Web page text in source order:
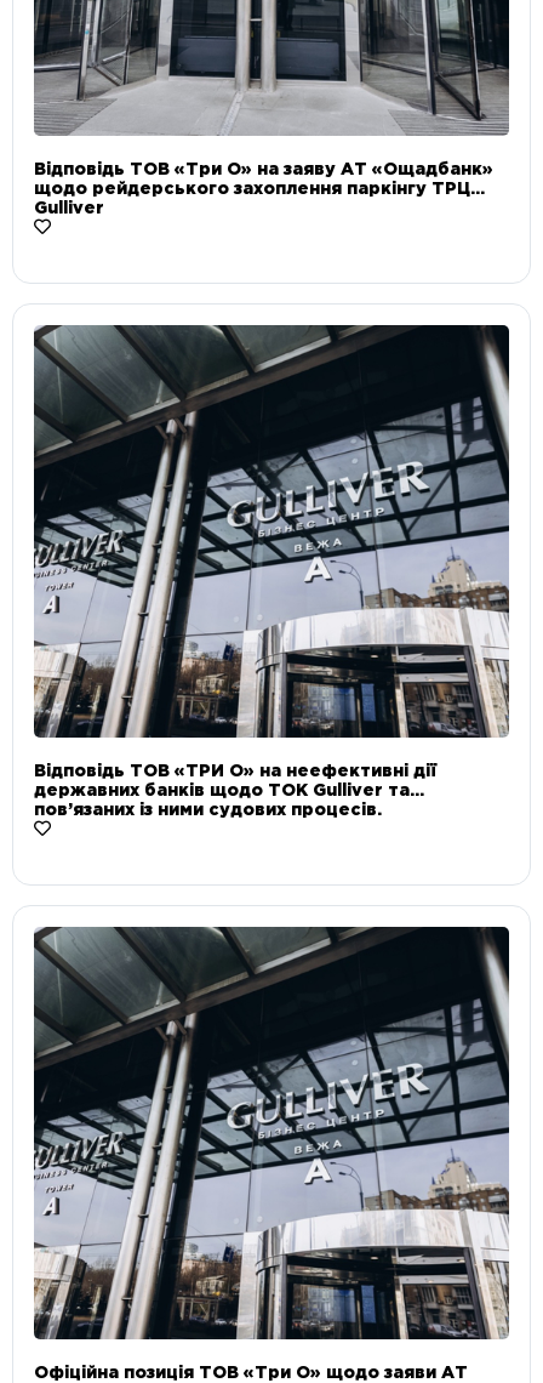
Відповідь ТОВ «Три О» на заяву АТ «Ощадбанк»
щодо рейдерського захоплення паркінгу ТРЦ
Gulliver
Відповідь ТОВ «ТРИ О» на неефективні дії
державних банків щодо ТОК Gulliver та
пов’язаних із ними судових процесів.
Офіційна позиція ТОВ «Три О» щодо заяви АТ